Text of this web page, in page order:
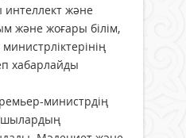
және
және жоғары білім,
хабарлайды
министрдің